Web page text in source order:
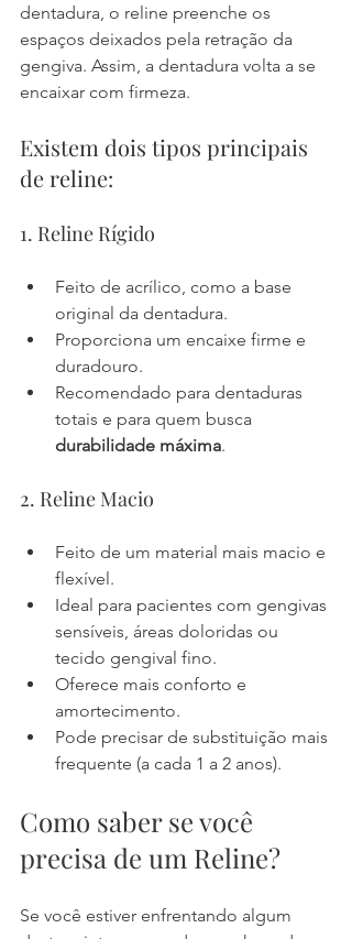
dentadura, o reline preenche os
espaços deixados pela retração da
gengiva. Assim, a dentadura volta a se
encaixar com firmeza.
Existem dois tipos principais
de reline:
1. Reline Rígido
Feito de acrílico, como a base
original da dentadura.
Proporciona um encaixe firme e
duradouro.
Recomendado para dentaduras
totais e para quem busca
durabilidade máxima.
2. Reline Macio
Feito de um material mais macio e
flexível.
Ideal para pacientes com gengivas
sensíveis, áreas doloridas ou
tecido gengival fino.
Oferece mais conforto e
amortecimento.
Pode precisar de substituição mais
frequente (a cada 1 a 2 anos).
Como saber se você
precisa de um Reline?
Se você estiver enfrentando algum